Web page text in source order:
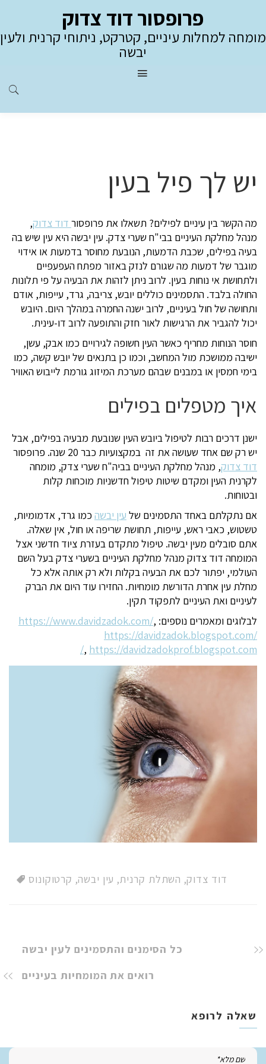
פרופסור דוד צדוק
מומחה למחלות עיניים, קטרקט, ניתוחי קרנית ולעין
יבשה
יש לך פיל בעין
מה הקשר בין עיניים לפילים? תשאלו את פרופסור דוד צדוק,
מנהל מחלקת העיניים בבי"ח שערי צדק. עין יבשה היא עין שיש בה
בעיה בפילים, שכבת הדמעות, הנובעת מחוסר בדמעות או אידוי
מוגבר של דמעות מה שגורם לנזק באזור מפתח העפעפיים
ולתחושת אי נוחות בעין. לרוב ניתן לזהות את הבעיה על פי תלונות
החולה בלבד. התסמינים כוללים יובש, צריבה, גרד, עייפות, אודם
ותחושה של חול בעיניים, לרוב ישנה החמרה במהלך היום. היובש
יכול להגביר את הרגישות לאור חזק והתופעה לרוב דו-עינית.
חוסר הנוחות מחריף כאשר העין חשופה לגירויים כמו אבק, עשן,
ישיבה ממושכת מול המחשב, וכמו כן בתנאים של יובש קשה, כמו
בימי חמסין או במבנים שבהם מערכת המיזוג גורמת לייבוש האוויר
איך מטפלים בפילים
ישנן דרכים רבות לטיפול ביובש העין שנובעת מבעיה בפילים, אבל
יש רק שם אחד שעושה את זה במקצועיות כבר 20 שנה. פרופסור
דוד צדוק, מנהל מחלקת העיניים בביה"ח שערי צדק, מומחה
לקרנית העין ומקדם שיטות טיפול חדשניות מוכחות קלות
ובטוחות.
אם נתקלתם באחד התסמינים של עין יבשה כמו גרד, אדמומיות,
טשטוש, כאבי ראש, עייפות, תחושת שריפה או חול, אין שאלה.
אתם סובלים מעין יבשה. טיפול מתקדם בעזרת ציוד חדשני אצל
המומחה דוד צדוק מנהל מחלקת העיניים בשערי צדק בעל השם
העולמי, יפתור לכם את הבעיה בקלות ולא רק אותה אלא כל
מחלת עין אחרת הדורשת מומחיות. החזירו עוד היום את הברק
לעיניים ואת העיניים לתפקוד תקין.
לבלוגים ומאמרים נוספים: https://www.davidzadok.com/,
https://davidzadok.blogspot.com/
, https://davidzadokprof.blogspot.com/
דוד צדוק, השתלת קרנית, עין יבשה, קרטוקונוס
כל הסימנים והתסמינים לעין יבשה
רואים את המומחיות בעיניים
שאלה לרופא